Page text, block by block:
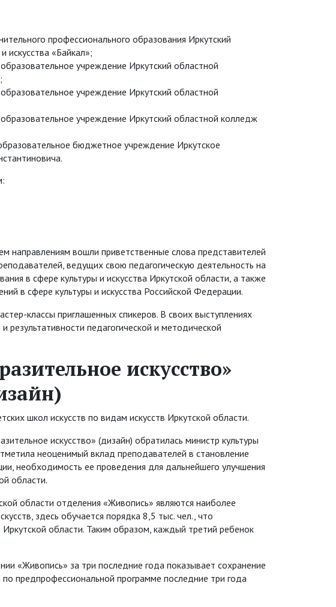
профессионального образования Иркутский
искусства «Байкал»;
учреждение Иркутский областной
учреждение Иркутский областной
учреждение Иркутский областной колледж
бюджетное учреждение Иркутское
направлениям вошли приветственные слова представителей
ведущих свою педагогическую деятельность на
в сфере культуры и искусства Иркутской области, а также
в сфере культуры и искусства Российской Федерации.
классы приглашенных спикеров. В своих выступлениях
педагогической и методической
искусство»
школ искусств по видам искусств Иркутской области.
искусство» (дизайн) обратилась министр культуры
неоценимый вклад преподавателей в становление
необходимость ее проведения для дальнейшего улучшения
области.
области отделения «Живопись» являются наиболее
здесь обучается порядка 8,5 тыс. чел., что
области. Таким образом, каждый третий ребенок
«Живопись» за три последние года показывает сохранение
предпрофессиональной программе последние три года